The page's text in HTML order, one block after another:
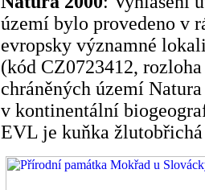
území bylo provedeno v
evropsky významné
(kód CZ0723412,
chráněných území
v kontinentální
EVL je kuňka